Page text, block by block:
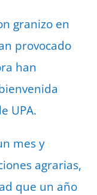
granizo en
provocado
han
UPA.
mes y
agrarias,
que un año